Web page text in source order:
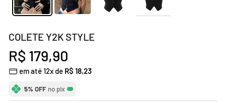
COLETE Y2K STYLE
Preço
promocional
R$ 179,90
em até 12x de R$ 18,23
5% OFF no pix